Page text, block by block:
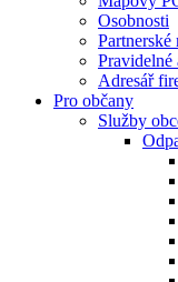
Osobnosti
Partnerské
Pravidelné
Adresář
Pro občany
Služby